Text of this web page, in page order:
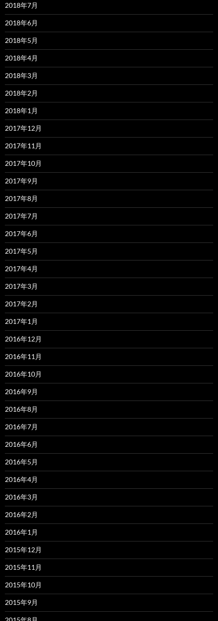
2018年7月
2018年6月
2018年5月
2018年4月
2018年3月
2018年2月
2018年1月
2017年12月
2017年11月
2017年10月
2017年9月
2017年8月
2017年7月
2017年6月
2017年5月
2017年4月
2017年3月
2017年2月
2017年1月
2016年12月
2016年11月
2016年10月
2016年9月
2016年8月
2016年7月
2016年6月
2016年5月
2016年4月
2016年3月
2016年2月
2016年1月
2015年12月
2015年11月
2015年10月
2015年9月